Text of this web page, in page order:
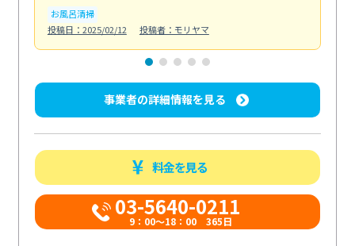
お風呂清掃
投稿日：2025/02/12
投稿者：モリヤマ
事業者の詳細情報を見る
料金を見る
03-5640-0211
9：00～18：00 365日